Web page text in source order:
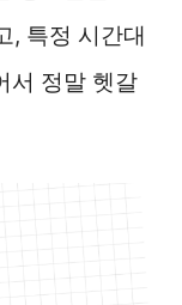
, 특정 시간대
서 정말 헷갈